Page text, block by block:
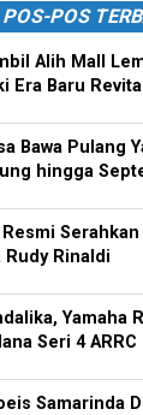
POS-POS
Alih Mall
Era Baru
Bawa Pulang
hingga
Rudy Rinaldi
Yamaha
Seri 4 ARRC
Samarinda